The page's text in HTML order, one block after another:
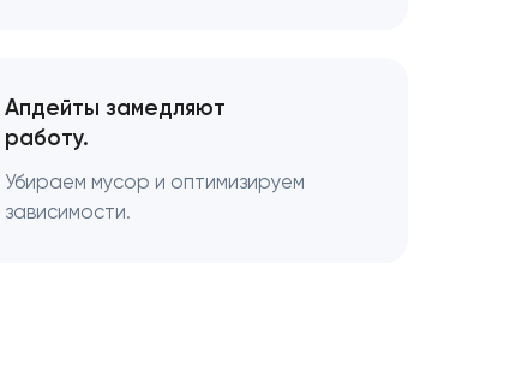
Апдейты замедляют
работу.
Убираем мусор и оптимизируем
зависимости.